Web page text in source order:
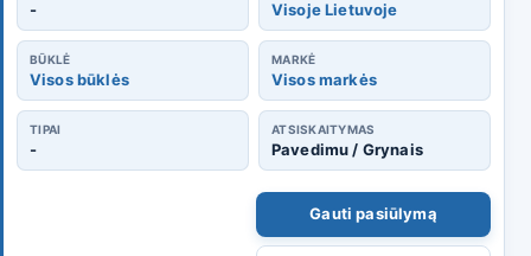
- Visoje Lietuvoje
BŪKLĖ
Visos būklės
MARKĖ
Visos markės
TIPAI
-
ATSISKAITYMAS
Pavedimu / Grynais
Gauti pasiūlymą